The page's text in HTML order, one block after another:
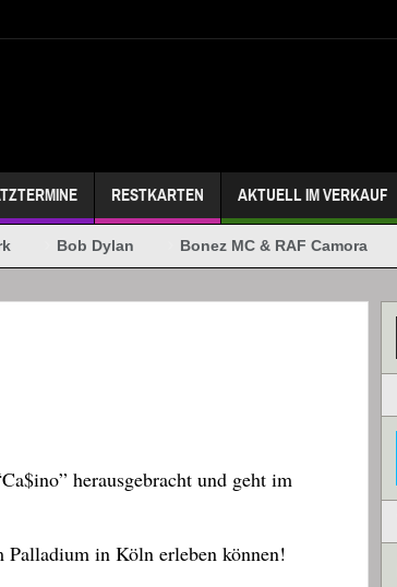
RESTKARTEN AKTUELL IM VERKAUF
Bob Dylan Bonez MC & RAF Camora
herausgebracht und geht im
in Köln erleben können!